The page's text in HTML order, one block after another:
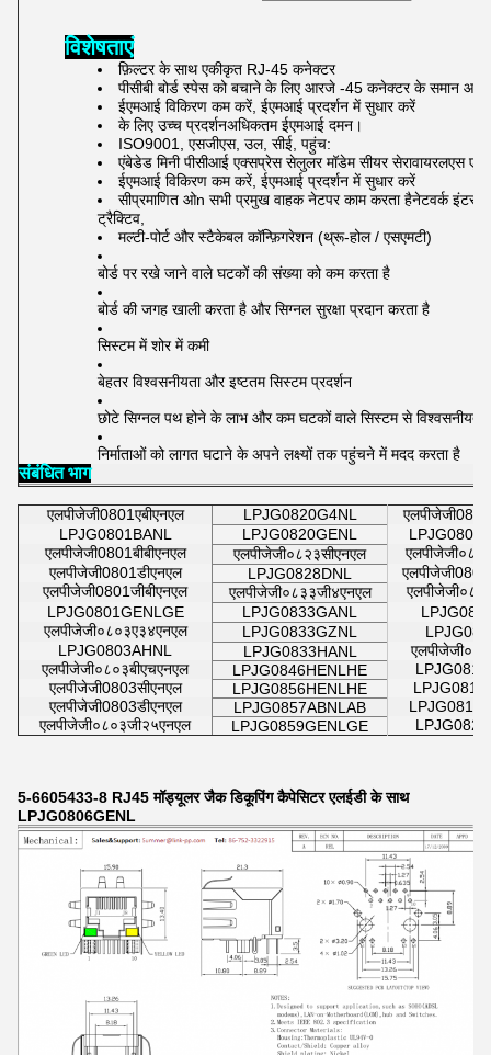
विशेषताएं
फ़िल्टर के साथ एकीकृत RJ-45 कनेक्टर
पीसीबी बोर्ड स्पेस को बचाने के लिए आरजे -45 कनेक्टर के समान
ईएमआई विकिरण कम करें, ईएमआई प्रदर्शन में सुधार करें
के लिए उच्च प्रदर्शनअधिकतम ईएमआई दमन।
ISO9001, एसजीएस, उल, सीई, पहुंच:
एंबेडेड मिनी पीसीआई एक्सप्रेस सेलुलर मॉडेम सीयर सेरावायरलएस एस
ईएमआई विकिरण कम करें, ईएमआई प्रदर्शन में सुधार करें
सीप्रमाणित ओn सभी प्रमुख वाहक नेटपर काम करता हैनेटवर्क
ट्रैक्टिव,
मल्टी-पोर्ट और स्टैकेबल कॉन्फ़िगरेशन (थ्रू-होल / एसएमटी)
बोर्ड पर रखे जाने वाले घटकों की संख्या को कम करता है
बोर्ड की जगह खाली करता है और सिग्नल सुरक्षा प्रदान करता है
सिस्टम में शोर में कमी
बेहतर विश्वसनीयता और इष्टतम सिस्टम प्रदर्शन
छोटे सिग्नल पथ होने के लाभ और कम घटकों वाले सिस्टम से विश्वसनीयता
निर्माताओं को लागत घटाने के अपने लक्ष्यों तक पहुंचने में मदद करता है
संबंधित भाग
एलपीजेजी0801एबीएनएल LPJG0820G4NL
LPJG0801BANL
LPJG0820GENL
एलपीजेजी0801बीबीएनएल
एलपीजेजी०८२३सीएनएल
एलपीजेजी0801डीएनएल
LPJG0828DNL
एलपीजेजी0801जीबीएनएल
एलपीजेजी०८३३जी४एनएल
LPJG0801GENLGE
LPJG0833GANL
एलपीजेजी०८०३ए३४एनएल
LPJG0833GZNL
LPJG0803AHNL
LPJG0833HANL
एलपीजेजी०८०३बीएचएनएल
LPJG0846HENLHE
एलपीजेजी0803सीएनएल
LPJG0856HENLHE
एलपीजेजी0803डीएनएल
LPJG0857ABNLAB
एलपीजेजी०८०३जी२५एनएल
LPJG0859GENLGE
5-6605433-8 RJ45 मॉड्यूलर जैक डिकूपिंग कैपेसिटर एलईडी के साथ
LPJG0806GENL